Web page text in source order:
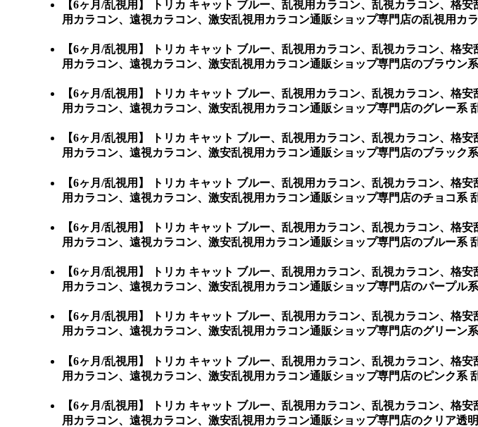
【6ヶ月/乱視用】 トリカ キャット ブルー、乱視用カラコン、乱視カラコン、格
用カラコン、遠視カラコン、激安乱視用カラコン通販ショップ専門店の乱視用カラ
【6ヶ月/乱視用】 トリカ キャット ブルー、乱視用カラコン、乱視カラコン、格
用カラコン、遠視カラコン、激安乱視用カラコン通販ショップ専門店のブラウン
【6ヶ月/乱視用】 トリカ キャット ブルー、乱視用カラコン、乱視カラコン、格
用カラコン、遠視カラコン、激安乱視用カラコン通販ショップ専門店のグレー系
【6ヶ月/乱視用】 トリカ キャット ブルー、乱視用カラコン、乱視カラコン、格
用カラコン、遠視カラコン、激安乱視用カラコン通販ショップ専門店のブラック
【6ヶ月/乱視用】 トリカ キャット ブルー、乱視用カラコン、乱視カラコン、格
用カラコン、遠視カラコン、激安乱視用カラコン通販ショップ専門店のチョコ系
【6ヶ月/乱視用】 トリカ キャット ブルー、乱視用カラコン、乱視カラコン、格
用カラコン、遠視カラコン、激安乱視用カラコン通販ショップ専門店のブルー系
【6ヶ月/乱視用】 トリカ キャット ブルー、乱視用カラコン、乱視カラコン、格
用カラコン、遠視カラコン、激安乱視用カラコン通販ショップ専門店のパープル
【6ヶ月/乱視用】 トリカ キャット ブルー、乱視用カラコン、乱視カラコン、格
用カラコン、遠視カラコン、激安乱視用カラコン通販ショップ専門店のグリーン
【6ヶ月/乱視用】 トリカ キャット ブルー、乱視用カラコン、乱視カラコン、格
用カラコン、遠視カラコン、激安乱視用カラコン通販ショップ専門店のピンク系
【6ヶ月/乱視用】 トリカ キャット ブルー、乱視用カラコン、乱視カラコン、格
用カラコン、遠視カラコン、激安乱視用カラコン通販ショップ専門店のクリア透